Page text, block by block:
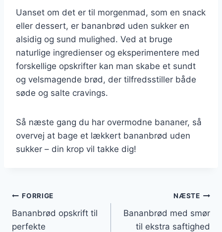
Uanset om det er til morgenmad, som en snack
eller dessert, er bananbrød uden sukker en
alsidig og sund mulighed. Ved at bruge
naturlige ingredienser og eksperimentere med
forskellige opskrifter kan man skabe et sundt
og velsmagende brød, der tilfredsstiller både
søde og salte cravings.
Så næste gang du har overmodne bananer, så
overvej at bage et lækkert bananbrød uden
sukker – din krop vil takke dig!
Indlægsnavigation
FORRIGE
Bananbrød opskrift til
perfekte
NÆSTE
Bananbrød med smør
til ekstra saftighed